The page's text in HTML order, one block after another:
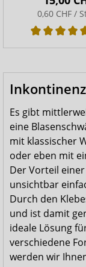
0,60 CHF /
Es gibt
eine
mit klassischer
oder eben mit
Der Vorteil
unsichtbar
Durch den
und ist damit
ideale Lösung
verschiedene
werden wir